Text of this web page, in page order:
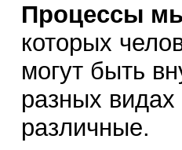
Процессы
которых
могут быть
разных
различные.